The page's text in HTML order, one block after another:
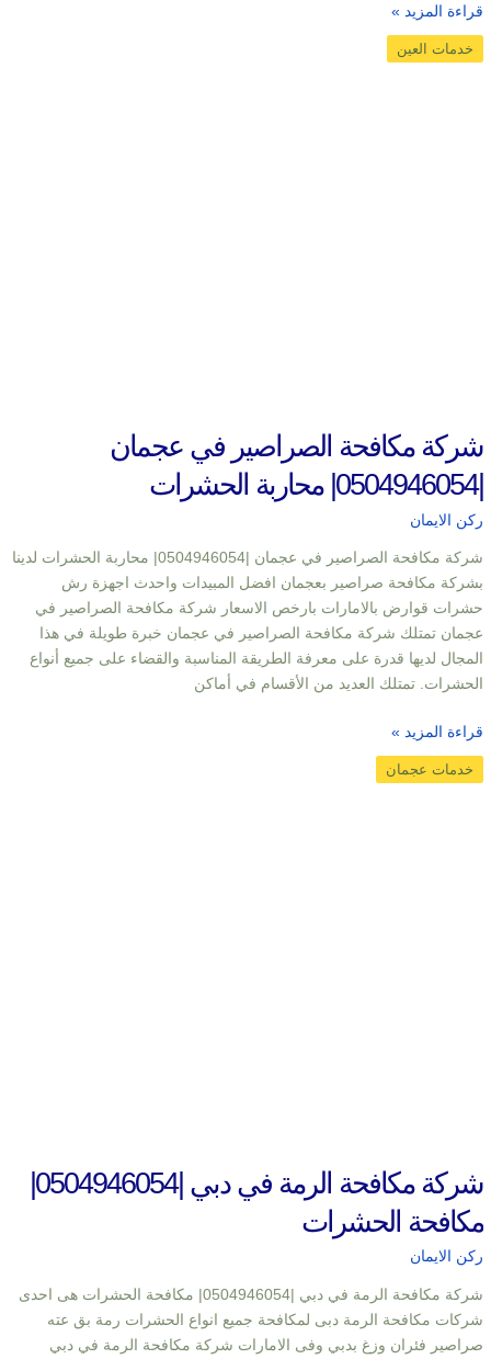
قراءة المزيد »
خدمات العين
شركة مكافحة الصراصير في عجمان
|0504946054| محاربة الحشرات
ركن الايمان
شركة مكافحة الصراصير في عجمان |0504946054| محاربة الحشرات لدينا
بشركة مكافحة صراصير بعجمان افضل المبيدات واحدث اجهزة رش
حشرات قوارض بالامارات بارخص الاسعار شركة مكافحة الصراصير في
عجمان تمتلك شركة مكافحة الصراصير في عجمان خبرة طويلة في هذا
المجال لديها قدرة على معرفة الطريقة المناسبة والقضاء على جميع أنواع
الحشرات. تمتلك العديد من الأقسام في أماكن
قراءة المزيد »
خدمات عجمان
شركة مكافحة الرمة في دبي |0504946054|
مكافحة الحشرات
ركن الايمان
شركة مكافحة الرمة في دبي |0504946054| مكافحة الحشرات هى احدى
شركات مكافحة الرمة دبى لمكافحة جميع انواع الحشرات رمة بق عته
صراصير فئران وزغ بدبي وفى الامارات شركة مكافحة الرمة في دبي